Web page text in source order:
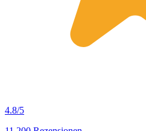
4.8/5